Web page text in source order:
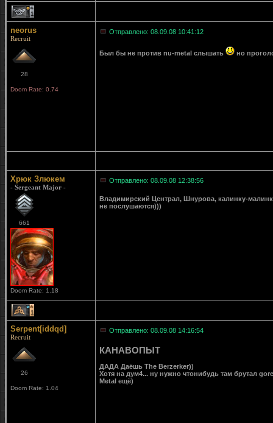
1
neorus
Recruit
28
Doom Rate: 0.74
Отправлено: 08.09.08 10:41:12
Был бы не против nu-metal слышать но
Хрюк Злюкем
- Sergeant Major -
661
Doom Rate: 1.18
Отправлено: 08.09.08 12:38:56
Владимирский Централ, Шнурова, калинку-
не послушаются)))
1
Serpent[iddqd]
Recruit
26
Doom Rate: 1.04
Отправлено: 08.09.08 14:16:54
КАНАВОПЫТ
ДАДА Даёшь The Berzerker))
Хотя на дум4... ну нужно чтонибудь там брутал
Metal ещё)